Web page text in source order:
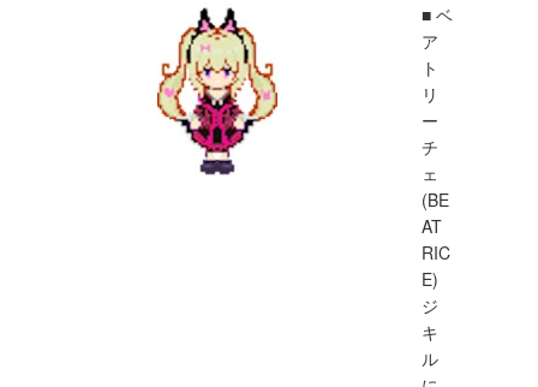
■ ベ
ア
ト
リ
ー
チ
ェ
(BE
AT
RIC
E)
ジ
キ
ル